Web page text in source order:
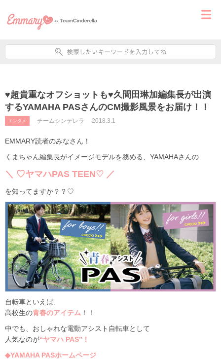
♥超貴重なオフショットも♥久間田琳加編集長が出演
するYAMAHA PASさんのCM撮影風景をお届け！！
エンタメ チームシンデレラ 2018.3.1
EMMARY読者のみなさん！
くまちゃん編集長がイメージモデルを務める、YAMAHAさんの
＼ ♡ヤマハPAS TEEN♡ ／
を知ってますか？？♡
自転車といえば、
高校生の青春のアイテム ！！
中でも、おしゃれな電動アシスト自転車として
人気なのが“ヤマハ PAS”！
◆YAMAHA PASホームページ